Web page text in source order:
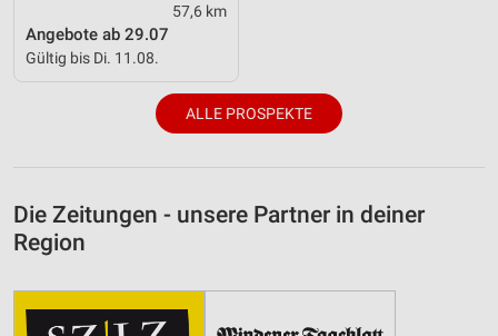
57,6 km
Angebote ab 29.07
Gültig bis Di. 11.08.
ALLE PROSPEKTE
Die Zeitungen - unsere Partner in deiner
Region